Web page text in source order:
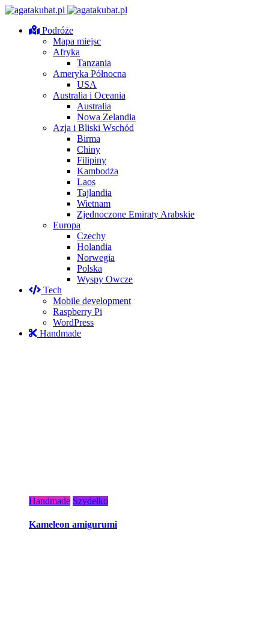
Podróże
Mapa miejsc
Afryka
Tanzania
Ameryka Północna
USA
Australia i Oceania
Australia
Nowa Zelandia
Azja i Bliski Wschód
Birma
Chiny
Filipiny
Kambodża
Laos
Tajlandia
Wietnam
Zjednoczone Emiraty Arabskie
Europa
Czechy
Holandia
Norwegia
Polska
Wyspy Owcze
Tech
Mobile development
Raspberry Pi
WordPress
Handmade
Handmade Szydełko
Kameleon amigurumi